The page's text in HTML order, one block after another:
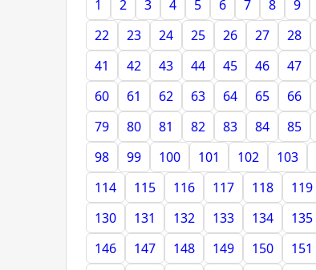
1 2 3 4 5 6 7 8 9
22
23 24 25 26 27 28
41
42 43 44 45 46 47
60
61 62 63 64 65 66
79
80 81 82 83 84 85
98
99 100 101 102 103
114
115 116 117 118 119
130
131 132 133 134 135
146
147 148 149 150 151